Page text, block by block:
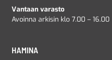
Vantaan varasto
Avoinna arkisin klo 7.00 – 16.00
HAMINA